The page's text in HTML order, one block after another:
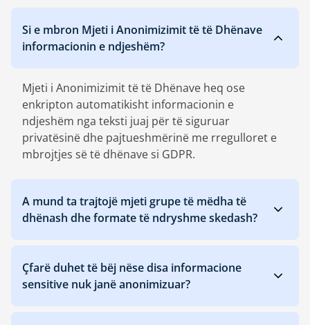
Si e mbron Mjeti i Anonimizimit të të Dhënave
informacionin e ndjeshëm?
Mjeti i Anonimizimit të të Dhënave heq ose
enkripton automatikisht informacionin e
ndjeshëm nga teksti juaj për të siguruar
privatësinë dhe pajtueshmërinë me rregulloret e
mbrojtjes së të dhënave si GDPR.
A mund ta trajtojë mjeti grupe të mëdha të
dhënash dhe formate të ndryshme skedash?
Çfarë duhet të bëj nëse disa informacione
sensitive nuk janë anonimizuar?